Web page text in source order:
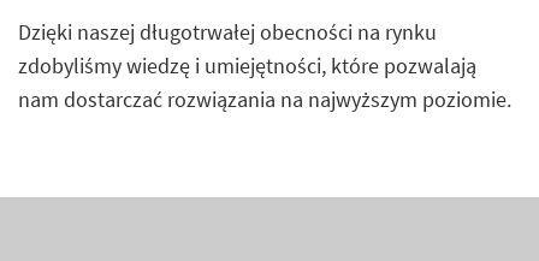
Dzięki naszej długotrwałej obecności na rynku
zdobyliśmy wiedzę i umiejętności, które pozwalają
nam dostarczać rozwiązania na najwyższym poziomie.